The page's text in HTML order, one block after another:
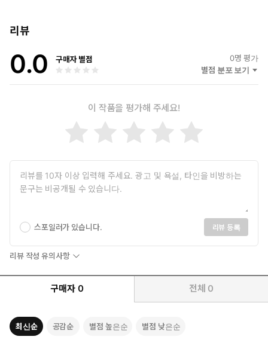
현대 사회를 탁월하게 읽어 내는 성경적 해석자 팀 켈러,
신앙의 실력을 온 삶으로 일구어 온 10인의 필진이 뭉쳤다!
공동선의 본질과 인간 번영의 의미마저 파편화된 시대, 오늘의 사회
는 각자 자기 소견에 옳은 대로 행하는 ‘사사 시대’를 방불케 한다.
단순한 의견 차이를 넘어, 서로가 사용하는 언어와 세계관 자체가
갈라진 불통의 현실이다. 갈등과 혐오가 일상이 된 사회 속에서 ‘그
대와 영성을 묻다》는 특정 집단만을 위한 지침서에 머물지 않는다.
분열의 시대를 살아가는 이들 모두에게 근본적인 질문을 던지는 책
이다. 필자들은 차이를 이유로 서로를 적대하는 현실을 직시하고,
이 탈기독교 시대를 선교적 기회로 새롭게 읽어 낼 가능성을 모색한
여와 관계적 선교라는 길을 제시한다.
일상의 실천으로 번역한 복음
리뷰
0.0 구매자 별점 0명 평가
별점 분포 보기
이 작품을 평가해 주세요!
스포일러가 있습니다. 리뷰 등록
리뷰 작성 유의사항
구매자 0 전체 0
최신순 공감순 별점 높은순 별점 낮은순